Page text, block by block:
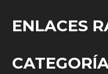
ENLACES